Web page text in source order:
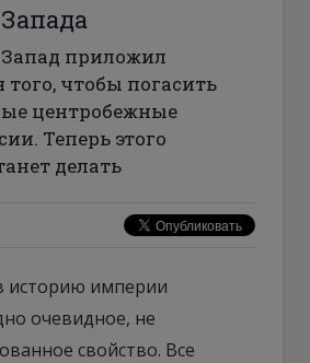
Запад приложил
того, чтобы погасить
центробежные
Теперь этого
делать
историю империи
очевидное, не
свойство. Все